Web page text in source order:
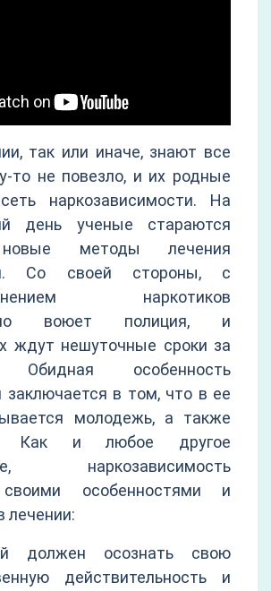
так или иначе, знают все
то не повезло, и их родные
наркозависимости. На
день ученые стараются
методы лечения
Со своей стороны, с
наркотиков
воюет полиция, и
ждут нешуточные сроки за
Обидная особенность
заключается в том, что в ее
молодежь, а также
Как и любое другое
наркозависимость
особенностями и
лечении:
должен осознать свою
действительность и